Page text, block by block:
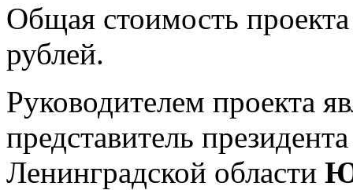
Общая стоимость
рублей.
Руководителем проекта
представитель
Ленинградской области